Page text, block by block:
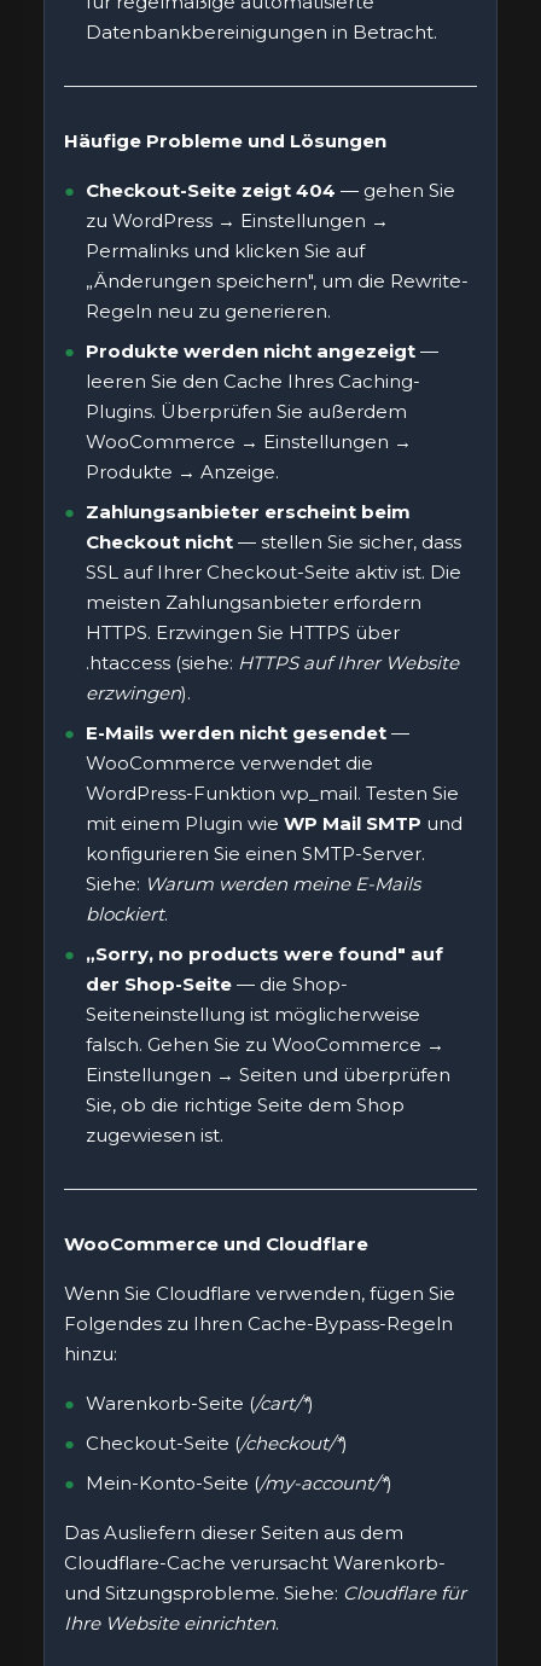
Datenbankbereinigungen in Betracht.
Häufige Probleme und Lösungen
Checkout-Seite zeigt 404 — gehen Sie
zu WordPress → Einstellungen →
Permalinks und klicken Sie auf
„Änderungen speichern", um die Rewrite-
Regeln neu zu generieren.
Produkte werden nicht angezeigt —
leeren Sie den Cache Ihres Caching-
Plugins. Überprüfen Sie außerdem
WooCommerce → Einstellungen →
Produkte → Anzeige.
Zahlungsanbieter erscheint beim
Checkout nicht — stellen Sie sicher, dass
SSL auf Ihrer Checkout-Seite aktiv ist. Die
meisten Zahlungsanbieter erfordern
HTTPS. Erzwingen Sie HTTPS über
.htaccess (siehe: HTTPS auf Ihrer Website
erzwingen).
E-Mails werden nicht gesendet —
WooCommerce verwendet die
WordPress-Funktion wp_mail. Testen Sie
mit einem Plugin wie WP Mail SMTP und
konfigurieren Sie einen SMTP-Server.
Siehe: Warum werden meine E-Mails
blockiert.
„Sorry, no products were found" auf
der Shop-Seite — die Shop-
Seiteneinstellung ist möglicherweise
falsch. Gehen Sie zu WooCommerce →
Einstellungen → Seiten und überprüfen
Sie, ob die richtige Seite dem Shop
zugewiesen ist.
WooCommerce und Cloudflare
Wenn Sie Cloudflare verwenden, fügen Sie
Folgendes zu Ihren Cache-Bypass-Regeln
hinzu:
Warenkorb-Seite (/cart/*)
Checkout-Seite (/checkout/*)
Mein-Konto-Seite (/my-account/*)
Das Ausliefern dieser Seiten aus dem
Cloudflare-Cache verursacht Warenkorb-
und Sitzungsprobleme. Siehe: Cloudflare für
Ihre Website einrichten.